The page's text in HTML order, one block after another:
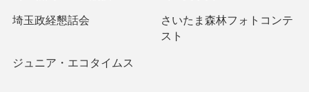
埼玉政経懇話会
さいたま森林フォトコンテ
スト
ジュニア・エコタイムス